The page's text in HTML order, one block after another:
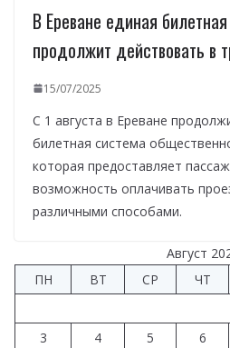
В Ереване единая
продолжит действовать в
15/07/2025
С 1 августа в Ереване
билетная система
которая предоставляет
возможность оплачивать
различными способами.
Август
ПН
ВТ СР ЧТ
3
4 5 6